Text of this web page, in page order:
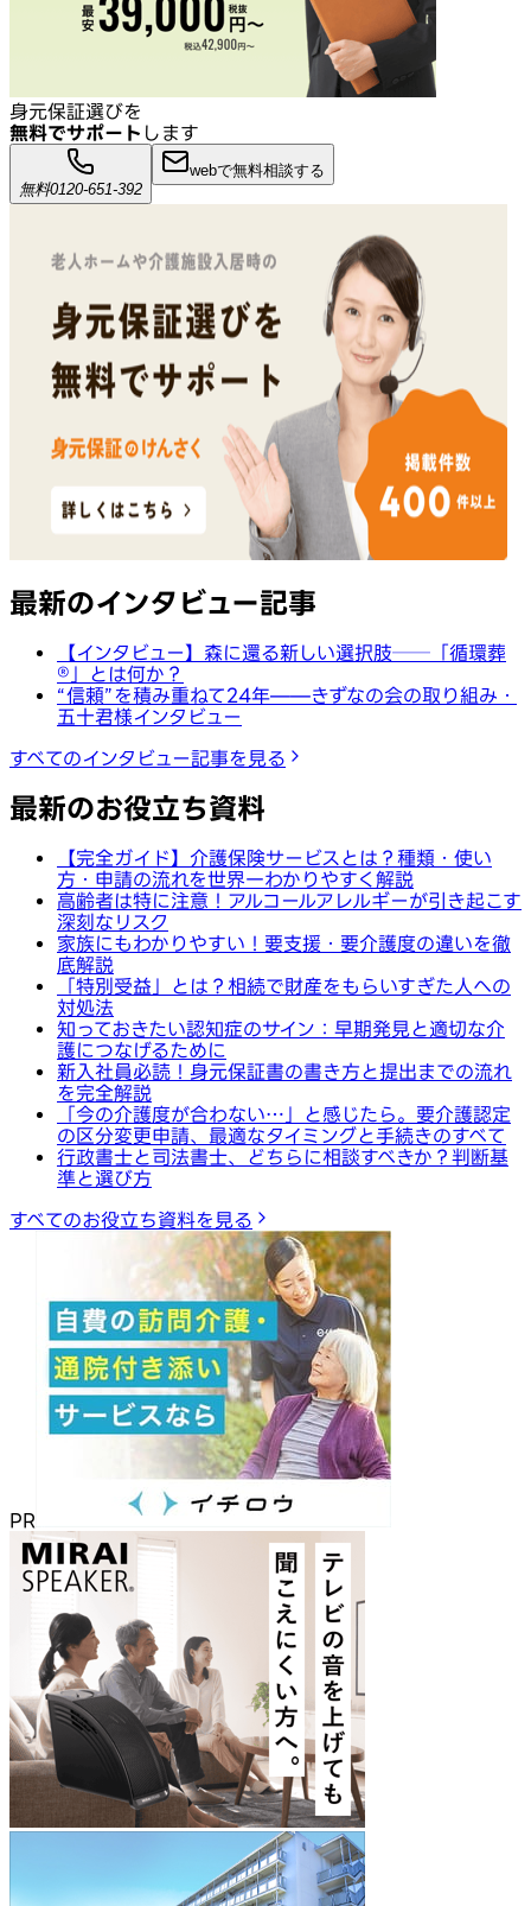
身元保証選びを
無料でサポート します
無料0120-651-392
webで無料相談する
最新のインタビュー記事
【インタビュー】森に還る新しい選択肢──「循環葬
®︎」とは何か？
“信頼”を積み重ねて24年——きずなの会の取り組み・
五十君様インタビュー
すべてのインタビュー記事を見る
最新のお役立ち資料
【完全ガイド】介護保険サービスとは？種類・使い
方・申請の流れを世界一わかりやすく解説
高齢者は特に注意！アルコールアレルギーが引き起こす
深刻なリスク
家族にもわかりやすい！要支援・要介護度の違いを徹
底解説
「特別受益」とは？相続で財産をもらいすぎた人への
対処法
知っておきたい認知症のサイン：早期発見と適切な介
護につなげるために
新入社員必読！身元保証書の書き方と提出までの流れ
を完全解説
「今の介護度が合わない…」と感じたら。要介護認定
の区分変更申請、最適なタイミングと手続きのすべて
行政書士と司法書士、どちらに相談すべきか？判断基
準と選び方
すべてのお役立ち資料を見る
PR